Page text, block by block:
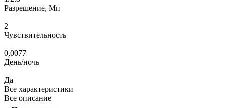
Разрешение, Мп
—
2
Чувствительность
—
0,0077
День/ночь
—
Да
Все характеристики
Все описание